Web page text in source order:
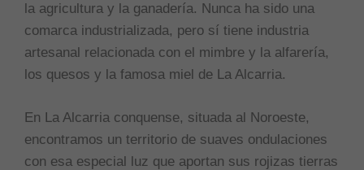
la agricultura y la ganadería. Nunca ha sido una
comarca industrializada, pero sí tiene industria
artesanal relacionada con el mimbre y la alfarería,
los quesos y la famosa miel de La Alcarria.
En La Alcarria conquense, situada al Noroeste,
encontramos un territorio de suaves ondulaciones
con esa especial luz que aportan sus rojizas tierras